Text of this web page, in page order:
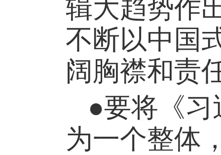
辑大趋势作
不断以中国
阔胸襟和责
●要将《
为一个整体